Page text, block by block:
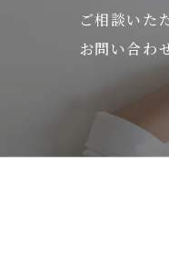
ご相談いた
お問い合わ